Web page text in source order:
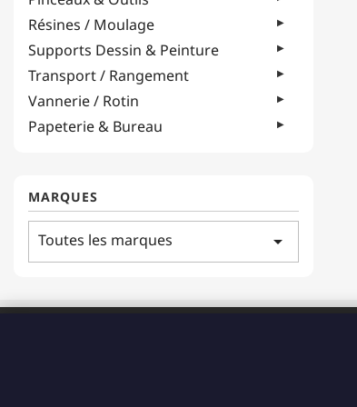
Résines / Moulage
Supports Dessin & Peinture
Transport / Rangement
Vannerie / Rotin
Papeterie & Bureau
MARQUES
Toutes les marques arrow_drop_down